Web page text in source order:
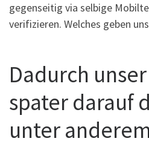
gegenseitig via selbige
verifizieren. Welches geben
Dadurch
spater darauf
unter